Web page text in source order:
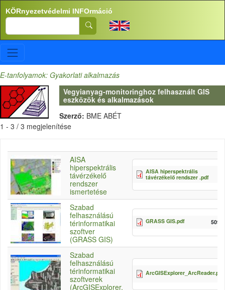
Ugrás a tartalomra
KÖRnyezetvédelmi INFOrmáció
Search
E-tanfolyamok: Gyakorlati alkalmazás
Vegyianyag-monitoringhoz felhasznált GIS
eszközök és alkalmazások
Szerző: BME ABÉT
1 - 3 / 3 megjelenítése
AISA
hiperspektrális
távérzékelő
rendszer
ismertetése
AISA hiperspektrális
távérzékelő rendszer .pdf
Szabad
felhasználású
térinformatikai
szoftver
(GRASS GIS)
GRASS GIS.pdf
Szabad
felhasználású
térinformatikai
szoftverek
(ArcGISExplorer,
ArcGISExplorer_ArcReader.pdf